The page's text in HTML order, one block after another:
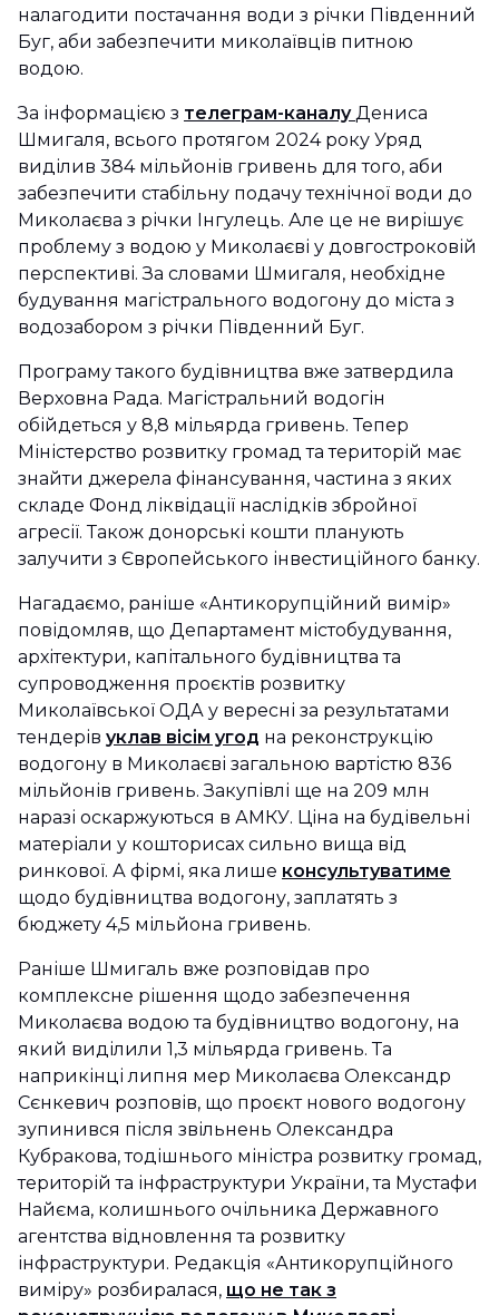
налагодити постачання води з річки Південний
Буг, аби забезпечити миколаївців питною
водою.
За інформацією з телеграм-каналуДениса
Шмигаля, всього протягом 2024 року Уряд
виділив 384 мільйонів гривень для того, аби
забезпечити стабільну подачу технічної води до
Миколаєва з річки Інгулець. Але це не вирішує
проблему з водою у Миколаєві у довгостроковій
перспективі. За словами Шмигаля, необхідне
будування магістрального водогону до міста з
водозабором з річки Південний Буг.
Програму такого будівництва вже затвердила
Верховна Рада. Магістральний водогін
обійдеться у 8,8 мільярда гривень. Тепер
Міністерство розвитку громад та територій має
знайти джерела фінансування, частина з яких
складе Фонд ліквідації наслідків збройної
агресії. Також донорські кошти планують
залучити з Європейського інвестиційного банку.
Нагадаємо, раніше «Антикорупційний вимір»
повідомляв, що Департамент містобудування,
архітектури, капітального будівництва та
супроводження проєктів розвитку
Миколаївської ОДА у вересні за результатами
тендерів уклав вісім угод на реконструкцію
водогону в Миколаєві загальною вартістю 836
мільйонів гривень. Закупівлі ще на 209 млн
наразі оскаржуються в АМКУ. Ціна на будівельні
матеріали у кошторисах сильно вища від
ринкової. А фірмі, яка лише консультуватиме
щодо будівництва водогону, заплатять з
бюджету 4,5 мільйона гривень.
Раніше Шмигаль вже розповідав про
комплексне рішення щодо забезпечення
Миколаєва водою та будівництво водогону, на
який виділили 1,3 мільярда гривень. Та
наприкінці липня мер Миколаєва Олександр
Сєнкевич розповів, що проєкт нового водогону
зупинився після звільнень Олександра
Кубракова, тодішнього міністра розвитку громад,
територій та інфраструктури України, та Мустафи
Найєма, колишнього очільника Державного
агентства відновлення та розвитку
інфраструктури. Редакція «Антикорупційного
виміру» розбиралася, що не так з